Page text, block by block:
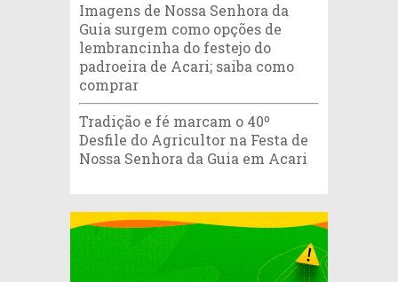
Imagens de Nossa Senhora da
Guia surgem como opções de
lembrancinha do festejo do
padroeira de Acari; saiba como
comprar
Tradição e fé marcam o 40º
Desfile do Agricultor na Festa de
Nossa Senhora da Guia em Acari